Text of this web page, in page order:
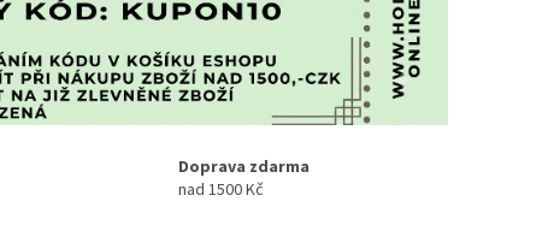
Doprava zdarma
nad 1500 Kč